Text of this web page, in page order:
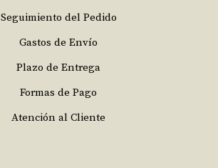
Seguimiento del Pedido
Gastos de Envío
Plazo de Entrega
Formas de Pago
Atención al Cliente